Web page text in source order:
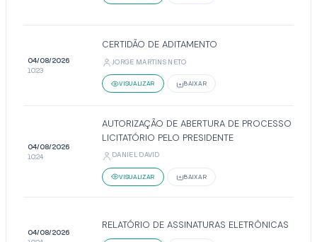
04/08/2026
10:23
CERTIDÃO DE ADITAMENTO
JORGE MARTINS NETO
VISUALIZAR BAIXAR
04/08/2026
10:24
AUTORIZAÇÃO DE ABERTURA DE PROCESSO
LICITATÓRIO PELO PRESIDENTE
DANIEL DAVID
VISUALIZAR BAIXAR
04/08/2026
RELATÓRIO DE ASSINATURAS ELETRÔNICAS